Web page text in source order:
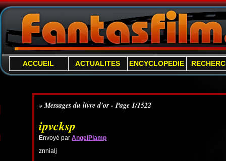
ACCUEIL ACTUALITES ENCYCLOPEDIE
» Messages du livre d'or - Page 1/1522
ipvcksp
Envoyé parAngelPlamp
znnialj